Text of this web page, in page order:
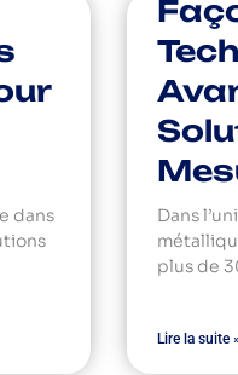
dans
Dans
plus de
Lire la suite